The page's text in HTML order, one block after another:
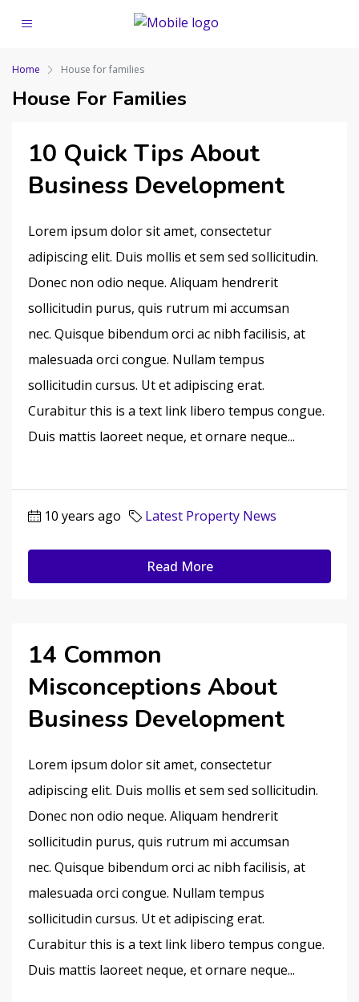
Home House for families
House For Families
10 Quick Tips About
Business Development
Lorem ipsum dolor sit amet, consectetur
adipiscing elit. Duis mollis et sem sed sollicitudin.
Donec non odio neque. Aliquam hendrerit
sollicitudin purus, quis rutrum mi accumsan
nec. Quisque bibendum orci ac nibh facilisis, at
malesuada orci congue. Nullam tempus
sollicitudin cursus. Ut et adipiscing erat.
Curabitur this is a text link libero tempus congue.
Duis mattis laoreet neque, et ornare neque...
10 years ago Latest Property News
Read More
14 Common
Misconceptions About
Business Development
Lorem ipsum dolor sit amet, consectetur
adipiscing elit. Duis mollis et sem sed sollicitudin.
Donec non odio neque. Aliquam hendrerit
sollicitudin purus, quis rutrum mi accumsan
nec. Quisque bibendum orci ac nibh facilisis, at
malesuada orci congue. Nullam tempus
sollicitudin cursus. Ut et adipiscing erat.
Curabitur this is a text link libero tempus congue.
Duis mattis laoreet neque, et ornare neque...